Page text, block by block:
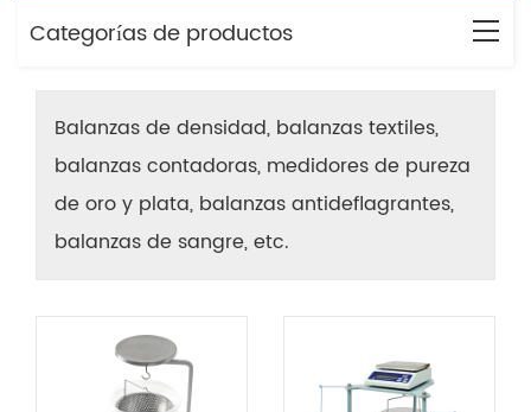
Categorías de productos
Balanzas de densidad, balanzas textiles,
balanzas contadoras, medidores de pureza
de oro y plata, balanzas antideflagrantes,
balanzas de sangre, etc.